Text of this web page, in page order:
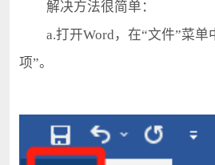
解决方法很简单：
a.打开Word，在“文件”菜单
项”。